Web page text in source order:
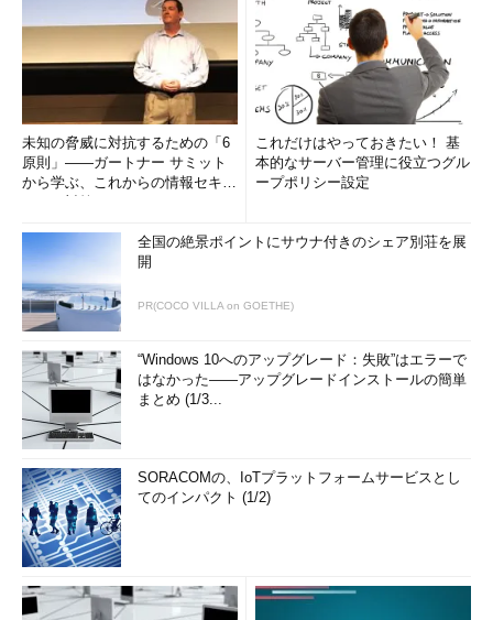
未知の脅威に対抗するための「6
原則」――ガートナー サミット
から学ぶ、これからの情報セキュ
これだけはやっておきたい！ 基
本的なサーバー管理に役立つグル
ープポリシー設定
全国の絶景ポイントにサウナ付きのシェア別荘を展
開
PR(COCO VILLA on GOETHE)
“Windows 10へのアップグレード：失敗”はエラーで
はなかった――アップグレードインストールの簡単
まとめ (1/3...
SORACOMの、IoTプラットフォームサービスとし
てのインパクト (1/2)